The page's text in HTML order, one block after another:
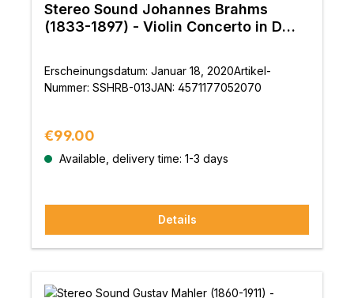
Stereo Sound Johannes Brahms
(1833-1897) - Violin Concerto in D
Erscheinungsdatum: Januar 18, 2020Artikel-
Nummer: SSHRB-013JAN: 4571177052070
Regular price:
€99.00
Available, delivery time: 1-3 days
Details